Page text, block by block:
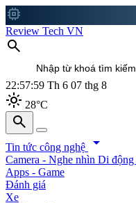
memory
Review Tech VN
search
22:58:00 Th 6 07 thg 8
light_mode 28°C
search
search
Tin tức công nghệ arrow_drop_down
Camera - Nghe nhìn Di động
Apps - Game
Đánh giá
Xe